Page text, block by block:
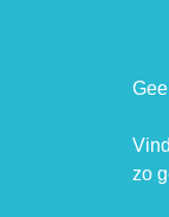
zo